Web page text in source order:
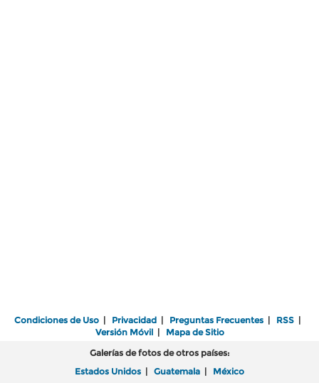
Condiciones de Uso | Privacidad | Preguntas Frecuentes | RSS |
Versión Móvil| Mapa de Sitio
Galerías de fotos de otros países:
Estados Unidos | Guatemala | México